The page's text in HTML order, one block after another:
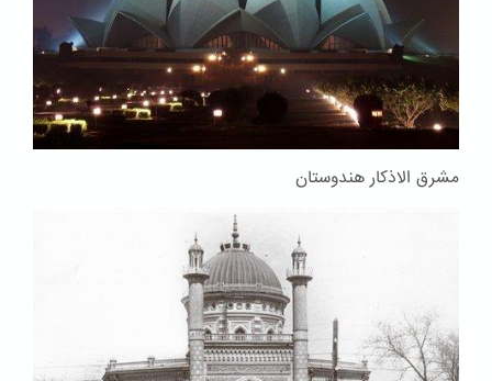
مشرق الاذکار هندوستان